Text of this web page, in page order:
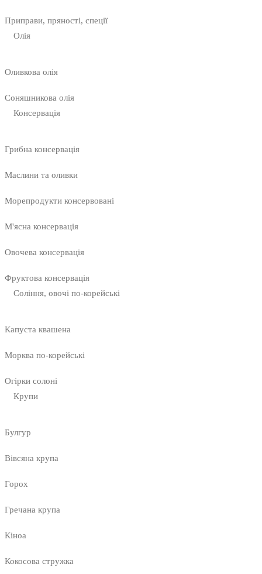
Приправи, пряності, спеції
Олія
Оливкова олія
Соняшникова олія
Консервація
Грибна консервація
Маслини та оливки
Морепродукти консервовані
М'ясна консервація
Овочева консервація
Фруктова консервація
Соління, овочі по-корейські
Капуста квашена
Морква по-корейські
Огірки солоні
Крупи
Булгур
Вівсяна крупа
Горох
Гречана крупа
Кіноа
Кокосова стружка